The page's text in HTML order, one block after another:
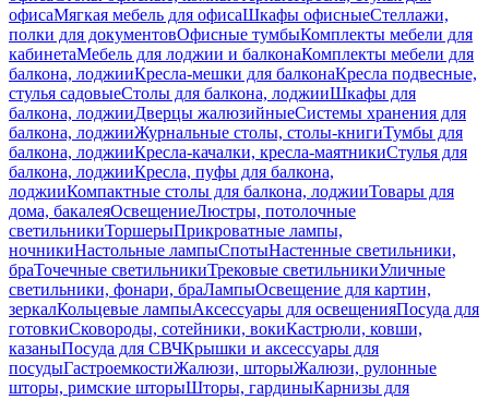
офисаМягкая мебель для офисаШкафы офисныеСтеллажи,
полки для документовОфисные тумбыКомплекты мебели для
кабинетаМебель для лоджии и балконаКомплекты мебели для
балкона, лоджииКресла-мешки для балконаКресла подвесные,
стулья садовыеСтолы для балкона, лоджииШкафы для
балкона, лоджииДверцы жалюзийныеСистемы хранения для
балкона, лоджииЖурнальные столы, столы-книгиТумбы для
балкона, лоджииКресла-качалки, кресла-маятникиСтулья для
балкона, лоджииКресла, пуфы для балкона,
лоджииКомпактные столы для балкона, лоджииТовары для
дома, бакалеяОсвещениеЛюстры, потолочные
светильникиТоршерыПрикроватные лампы,
ночникиНастольные лампыСпотыНастенные светильники,
браТочечные светильникиТрековые светильникиУличные
светильники, фонари, браЛампыОсвещение для картин,
зеркалКольцевые лампыАксессуары для освещенияПосуда для
готовкиСковороды, сотейники, вокиКастрюли, ковши,
казаныПосуда для СВЧКрышки и аксессуары для
посудыГастроемкостиЖалюзи, шторыЖалюзи, рулонные
шторы, римские шторыШторы, гардиныКарнизы для